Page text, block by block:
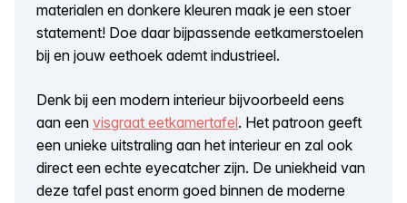
materialen en donkere kleuren maak je een stoer
statement! Doe daar bijpassende eetkamerstoelen
bij en jouw eethoek ademt industrieel.
Denk bij een modern interieur bijvoorbeeld eens
aan een visgraat eetkamertafel. Het patroon geeft
een unieke uitstraling aan het interieur en zal ook
direct een echte eyecatcher zijn. De uniekheid van
deze tafel past enorm goed binnen de moderne